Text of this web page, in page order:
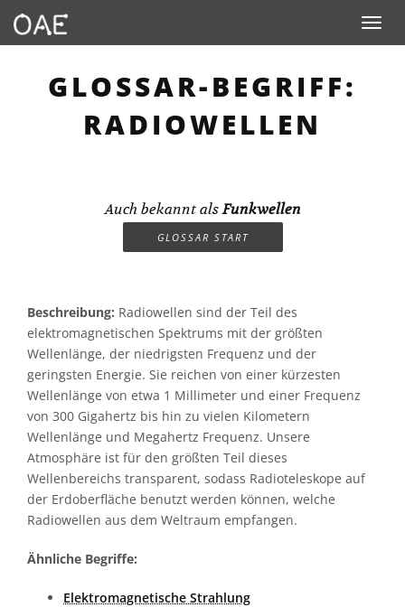
Toggle
GLOSSAR-BEGRIFF:
RADIOWELLEN
Auch bekannt alsFunkwellen
GLOSSAR START
Beschreibung: Radiowellen sind der Teil des
elektromagnetischen Spektrums mit der größten
Wellenlänge, der niedrigsten Frequenz und der
geringsten Energie. Sie reichen von einer kürzesten
Wellenlänge von etwa 1 Millimeter und einer Frequenz
von 300 Gigahertz bis hin zu vielen Kilometern
Wellenlänge und Megahertz Frequenz. Unsere
Atmosphäre ist für den größten Teil dieses
Wellenbereichs transparent, sodass Radioteleskope auf
der Erdoberfläche benutzt werden können, welche
Radiowellen aus dem Weltraum empfangen.
Ähnliche Begriffe:
Elektromagnetische Strahlung